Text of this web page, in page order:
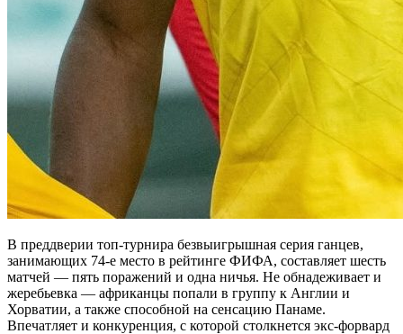
В преддверии топ-турнира безвыигрышная серия ганцев,
занимающих 74-е место в рейтинге ФИФА, составляет шесть
матчей — пять поражений и одна ничья. Не обнадеживает и
жеребьевка — африканцы попали в группу к Англии и
Хорватии, а также способной на сенсацию Панаме.
Впечатляет и конкуренция, с которой столкнется экс-форвард